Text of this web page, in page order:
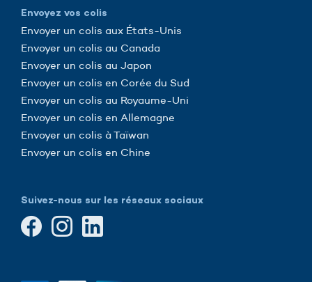
Envoyez vos colis
Envoyer un colis aux États-Unis
Envoyer un colis au Canada
Envoyer un colis au Japon
Envoyer un colis en Corée du Sud
Envoyer un colis au Royaume-Uni
Envoyer un colis en Allemagne
Envoyer un colis à Taïwan
Envoyer un colis en Chine
Suivez-nous sur les réseaux sociaux